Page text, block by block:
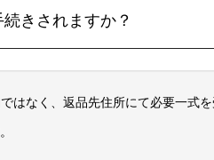
きされますか？
はなく、返品先住所にて必要一式